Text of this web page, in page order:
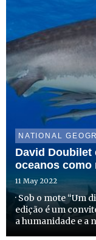
David Doubilet
oceanos como
11 May 2022
· Sob o mote “Um
edição é um
a humanidade e a